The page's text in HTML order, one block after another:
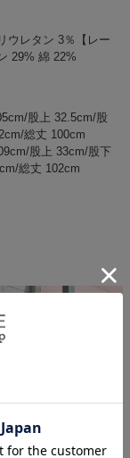
ウレタン 3％【レー
29% 綿 22%
股上 32.5cm/股
総丈 100cm
股上 33cm/股下
総丈 102cm